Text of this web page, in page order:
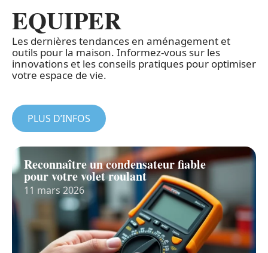
Reconnaître un condensateur fiable
pour votre volet roulant
11 mars 2026
EQUIPER
Les dernières tendances en aménagement et
outils pour la maison. Informez-vous sur les
innovations et les conseils pratiques pour optimiser
votre espace de vie.
PLUS D’INFOS